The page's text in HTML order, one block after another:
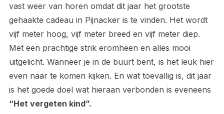
vast weer van horen omdat dit jaar het grootste
gehaakte cadeau in Pijnacker is te vinden. Het wordt
vijf meter hoog, vijf meter breed en vijf meter diep.
Met een prachtige strik eromheen en alles mooi
uitgelicht. Wanneer je in de buurt bent, is het leuk hier
even naar te komen kijken. En wat toevallig is, dit jaar
is het goede doel wat hieraan verbonden is eveneens
“Het vergeten kind”.